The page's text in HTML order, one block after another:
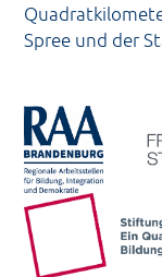
Spree und der